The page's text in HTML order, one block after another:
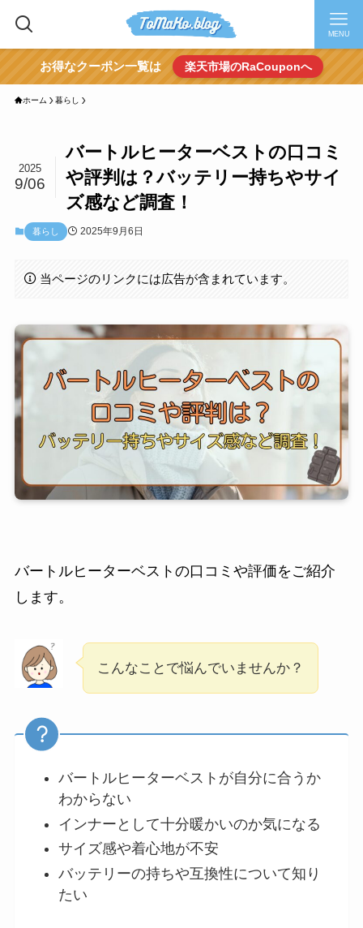
MENU
お得なクーポン一覧は 楽天市場のRaCouponへ
ホーム 暮らし
バートルヒーターベストの口コミ
や評判は？バッテリー持ちやサイ
ズ感など調査！
2025
9/06
暮らし 2025年9月6日
当ページのリンクには広告が含まれています。
バートルヒーターベストの口コミや評価をご紹介
します。
こんなことで悩んでいませんか？
バートルヒーターベストが自分に合うか
わからない
インナーとして十分暖かいのか気になる
サイズ感や着心地が不安
バッテリーの持ちや互換性について知り
たい